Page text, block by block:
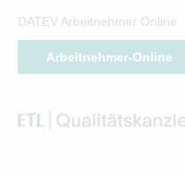
DATEV Arbeitnehmer Online
Arbeitnehmer-Online